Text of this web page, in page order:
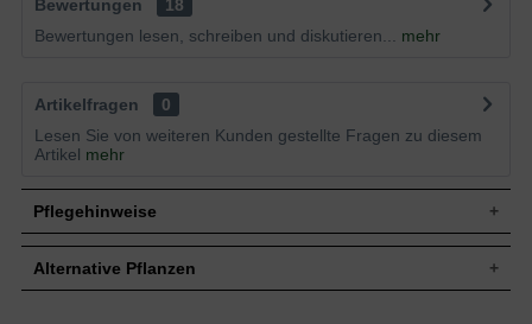
Bewertungen
18
Bewertungen lesen, schreiben und diskutieren...
mehr
Artikelfragen
0
Lesen Sie von weiteren Kunden gestellte Fragen zu diesem
Artikel mehr
Pflegehinweise
Pflanz- und Pflegetipps Pinus cembra 'Glauca' /
Alternative Pflanzen